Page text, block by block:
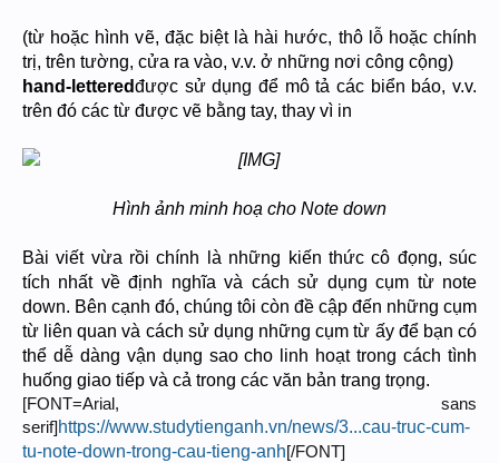
(từ hoặc hình vẽ, đặc biệt là hài hước, thô lỗ hoặc chính
trị, trên tường, cửa ra vào, v.v. ở những nơi công cộng)
hand-letteredđược sử dụng để mô tả các biển báo, v.v.
trên đó các từ được vẽ bằng tay, thay vì in
Hình ảnh minh hoạ cho Note down
Bài viết vừa rồi chính là những kiến thức cô đọng, súc
tích nhất về định nghĩa và cách sử dụng cụm từ note
down. Bên cạnh đó, chúng tôi còn đề cập đến những cụm
từ liên quan và cách sử dụng những cụm từ ấy để bạn có
thể dễ dàng vận dụng sao cho linh hoạt trong cách tình
huống giao tiếp và cả trong các văn bản trang trọng.
[FONT=Arial, sans
serif] https://www.studytienganh.vn/news/3...cau-truc-cum-
tu-note-down-trong-cau-tieng-anh[/FONT]